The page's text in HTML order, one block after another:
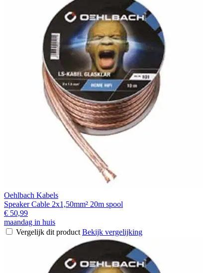
Oehlbach Kabels
Speaker Cable 2x1,50mm² 20m spool
€ 50,99
maandag in huis
Vergelijk dit product Bekijk vergelijking